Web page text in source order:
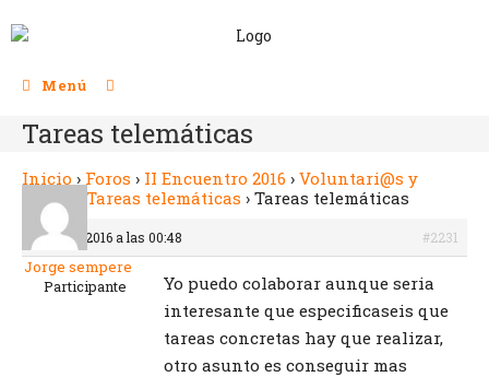
Menú
Tareas telemáticas
Inicio › Foros › II Encuentro 2016 › Voluntari@s y
tareas
Tareas telemáticas › Tareas telemáticas
19 enero 2016 a las 00:48 #2231
Jorge sempere
Participante
Yo puedo colaborar aunque seria
interesante que especificaseis que
tareas concretas hay que realizar,
otro asunto es conseguir mas